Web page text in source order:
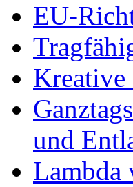
EU-
Kreative
und
Lambda